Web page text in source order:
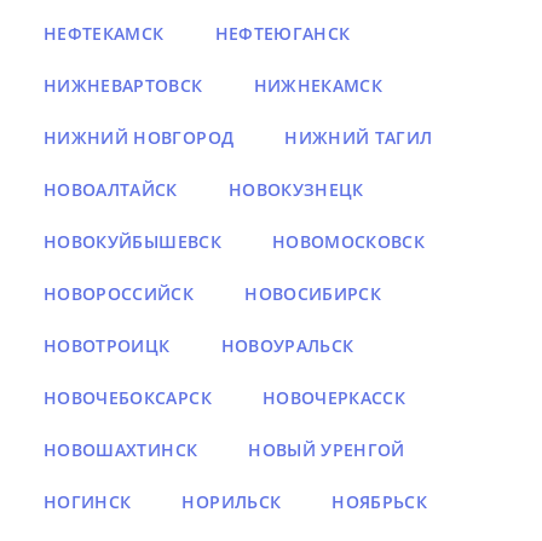
НЕФТЕКАМСК НЕФТЕЮГАНСК
НИЖНЕВАРТОВСК НИЖНЕКАМСК
НИЖНИЙ НОВГОРОД НИЖНИЙ ТАГИЛ
НОВОАЛТАЙСК НОВОКУЗНЕЦК
НОВОКУЙБЫШЕВСК НОВОМОСКОВСК
НОВОРОССИЙСК НОВОСИБИРСК
НОВОТРОИЦК НОВОУРАЛЬСК
НОВОЧЕБОКСАРСК НОВОЧЕРКАССК
НОВОШАХТИНСК НОВЫЙ УРЕНГОЙ
НОГИНСК НОРИЛЬСК НОЯБРЬСК